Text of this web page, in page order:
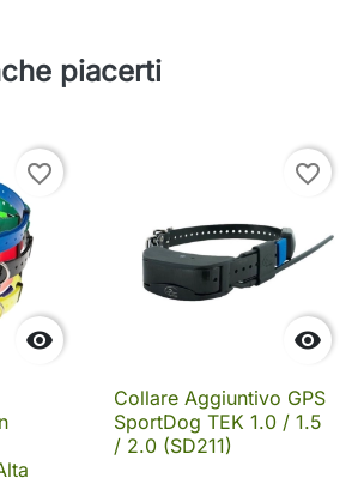
piacerti

favorite_border

favorite_border
Collare Aggiuntivo GPS
SportDog TEK 1.0 / 1.5
/ 2.0 (SD211)